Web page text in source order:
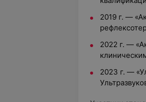
2019 г. —
2022 г. —
2023 г. —